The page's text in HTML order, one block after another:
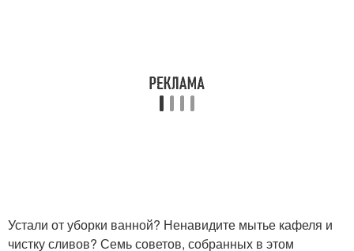
Устали от уборки ванной? Ненавидите мытье кафеля и
чистку сливов? Семь советов, собранных в этом